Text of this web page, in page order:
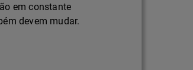
em constante
devem mudar.